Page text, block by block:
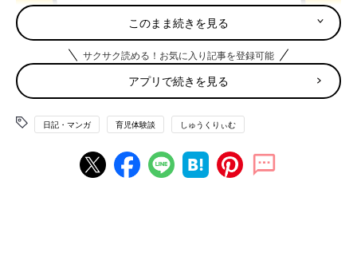
このまま続きを見る
サクサク読める！お気に入り記事を登録可能
アプリで続きを見る
日記・マンガ 育児体験談 しゅうくりぃむ